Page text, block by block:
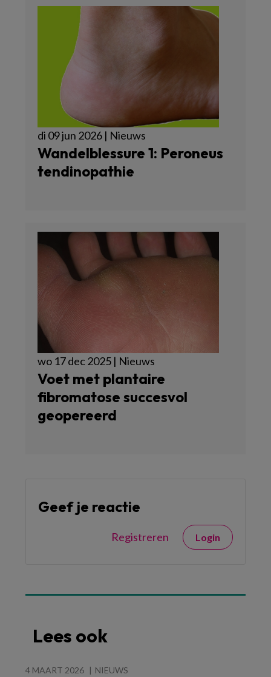
di 09 jun 2026 | Nieuws
Wandelblessure 1: Peroneus
tendinopathie
wo 17 dec 2025 | Nieuws
Voet met plantaire
fibromatose succesvol
geopereerd
Geef je reactie
Registreren Login
Lees ook
4 MAART 2026 NIEUWS